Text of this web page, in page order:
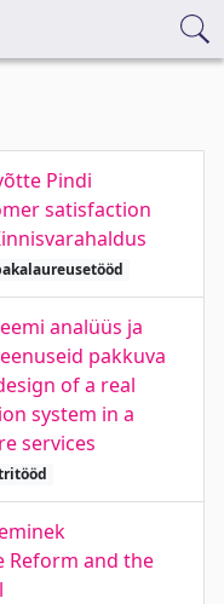
Pindi
satisfaction
analüüs ja
pakkuva
of a real
system in a
services
Reform and the